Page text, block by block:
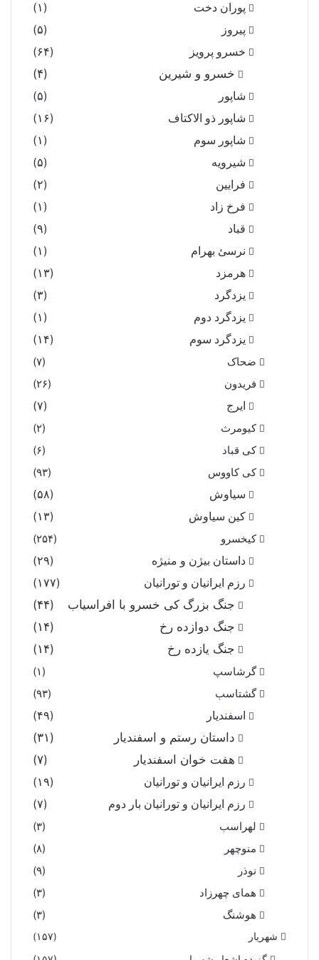
پوران دخت
(۱)
پیروز
(۵)
خسرو پرویز
(۶۴)
خسرو و شیرین (۴)
شاپور
(۵)
شاپور ذو الاکتاف
(۱۶)
شاپور سوم‏
(۱)
شیرویه
(۵)
فرایین
(۲)
فرخ زاد
(۱)
قباد
(۹)
نرسئ بهرام‏
(۱)
هرمزد
(۱۳)
یزدگرد
(۳)
یزدگرد دوم
(۱)
یزدگرد سوم
(۱۴)
ضحاک
(۷)
فریدون
(۲۶)
ایرج
(۷)
کیومرث
(۲)
کی قباد
(۶)
کی کاووس
(۹۳)
سیاوش
(۵۸)
کین سیاوش
(۱۳)
کیخسرو
(۲۵۴)
داستان بیژن و منیژه
(۲۹)
رزم ایرانیان و تورانیان
(۱۷۷)
جنگ بزرگ کی خسرو با افراسیاب
(۴۴)
جنگ دوازده رخ
(۱۴)
جنگ یازده رخ
(۱۴)
گرشاسپ
(۱)
گشتاسب
(۹۳)
اسفندیار
(۴۹)
داستان رستم و اسفندیار
(۳۱)
هفت خوان اسفندیار
(۷)
رزم ایرانیان و تورانیان
(۱۹)
رزم ایرانیان و تورانیان بار دوم
(۷)
لهراسب
(۳)
منوچهر
(۸)
نوذر
(۹)
هماى چهرزاد
(۳)
هوشنگ
(۳)
شهریار (۱۵۷)